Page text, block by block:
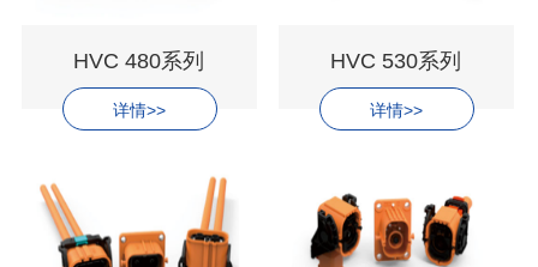
HVC 480系列
详情>>
HVC 530系列
详情>>